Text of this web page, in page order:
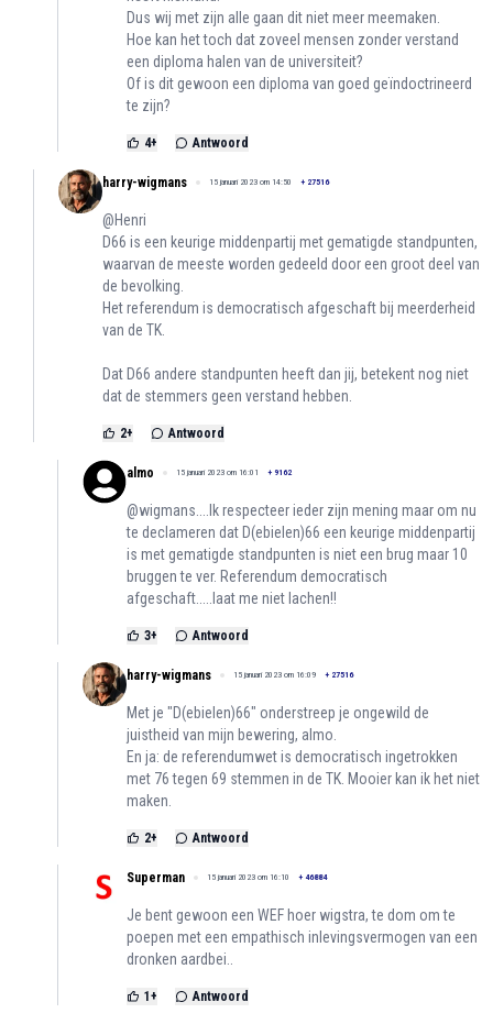
Dus wij met zijn alle gaan dit niet meer meemaken.
Hoe kan het toch dat zoveel mensen zonder verstand
een diploma halen van de universiteit?
Of is dit gewoon een diploma van goed geïndoctrineerd
te zijn?
4+ Antwoord
harry-wigmans 15 januari 2023 om 14:50 + 27516
@Henri
D66 is een keurige middenpartij met gematigde standpunten,
waarvan de meeste worden gedeeld door een groot deel van
de bevolking.
Het referendum is democratisch afgeschaft bij meerderheid
van de TK.
Dat D66 andere standpunten heeft dan jij, betekent nog niet
dat de stemmers geen verstand hebben.
2+ Antwoord
almo 15 januari 2023 om 16:01 + 9162
@wigmans....Ik respecteer ieder zijn mening maar om nu
te declameren dat D(ebielen)66 een keurige middenpartij
is met gematigde standpunten is niet een brug maar 10
bruggen te ver. Referendum democratisch
afgeschaft.....laat me niet lachen!!
3+ Antwoord
harry-wigmans 15 januari 2023 om 16:09 + 27516
Met je "D(ebielen)66" onderstreep je ongewild de
juistheid van mijn bewering, almo.
En ja: de referendumwet is democratisch ingetrokken
met 76 tegen 69 stemmen in de TK. Mooier kan ik het niet
maken.
2+ Antwoord
Superman 15 januari 2023 om 16:10 + 46884
Je bent gewoon een WEF hoer wigstra, te dom om te
poepen met een empathisch inlevingsvermogen van een
dronken aardbei..
1 + Antwoord